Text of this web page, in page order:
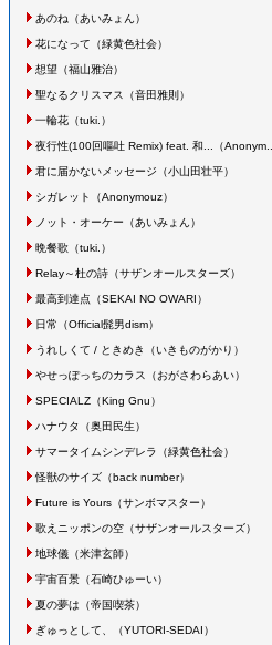
あのね （あいみょん）
花になって （緑黄色社会）
想望 （福山雅治）
聖なるクリスマス （音田雅則 ）
一輪花（tuki. ）
夜行性(100回嘔吐 Remix) feat. 和... （Anonym...
君に届かないメッセージ （小山田壮平）
シガレット （Anonymouz）
ノット・オーケー （あいみょん）
晩餐歌（tuki. ）
Relay～杜の詩（サザンオールスターズ）
最高到達点 （SEKAI NO OWARI）
日常 （Official髭男dism）
うれしくて / ときめき （いきものがかり ）
やせっぽっちのカラス （おがさわらあい）
SPECIALZ（King Gnu）
ハナウタ （奥田民生）
サマータイムシンデレラ （緑黄色社会）
怪獣のサイズ（back number）
Future is Yours（サンボマスター）
歌えニッポンの空（サザンオールスターズ）
地球儀（米津玄師）
宇宙百景（石崎ひゅーい）
夏の夢は （帝国喫茶）
ぎゅっとして、 （YUTORI-SEDAI）